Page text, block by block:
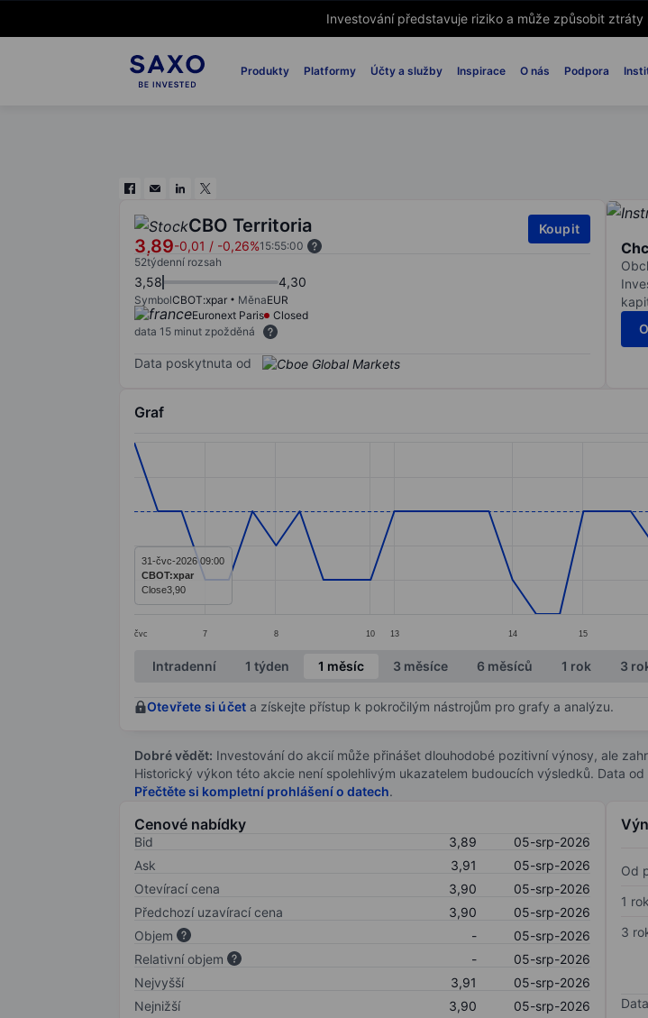
Produkty Platformy Účty a služby Inspirace O nás Podpora
Investování představuje riziko a může způsobit
CBO Territoria
3,89-0,01 / -0,26%15:55:00
Koupit
52týdenní rozsah
3,58 4,30
SymbolCBOT:xpar MěnaEUR
Euronext Paris
Closed
data 15 minut zpožděná
Data poskytnuta od
Graf
Chart
Line chart with 40 data points.
The chart has 1 X axis displaying categories.
The chart has 1 Y axis displaying values. Data ranges from 3.87 to 3.92.
čvc 7 8 10 13 14 15
31-čvc-2026 09:00
CBOT:xpar
Close3,90
End of interactive chart.
Intradenní 1 týden 1 měsíc 3 měsíce 6 měsíců 1 rok 3
Otevřete si účet a získejte přístup k pokročilým nástrojům pro grafy a analýzu.
Dobré vědět: Investování do akcií může přinášet dlouhodobé pozitivní výnosy, ale
Historický výkon této akcie není spolehlivým ukazatelem budoucích výsledků. Data
Přečtěte si kompletní prohlášení o datech.
Cenové nabídky
Bid 3,89
05-srp-2026
Ask
3,91
05-srp-2026
Otevírací cena
3,90
05-srp-2026
Předchozí uzavírací cena
3,90
05-srp-2026
Objem
-
05-srp-2026
Relativní objem
-
05-srp-2026
Nejvyšší
3,91
05-srp-2026
Nejnižší
3,90 05-srp-2026
Od
1 rok
3